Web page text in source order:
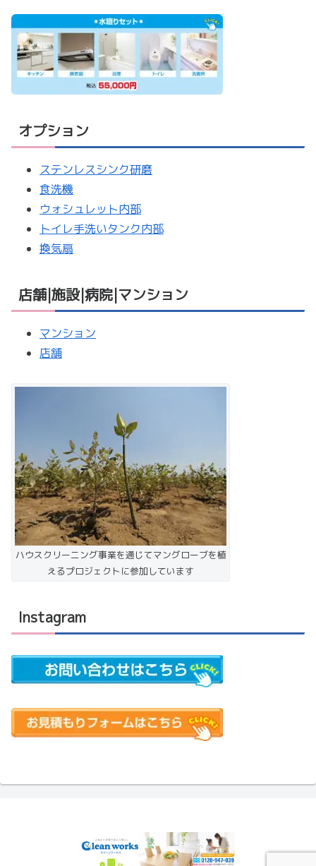
オプション
ステンレスシンク研磨
食洗機
ウォシュレット内部
トイレ手洗いタンク内部
換気扇
店舗|施設|病院|マンション
マンション
店舗
ハウスクリーニング事業を通じてマングローブを植
えるプロジェクトに参加しています
Instagram